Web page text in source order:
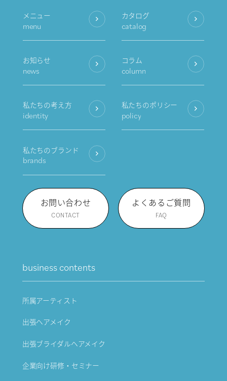
メニュー
menu
カタログ
catalog
お知らせ
news
コラム
column
私たちの考え方
identity
私たちのポリシー
policy
私たちのブランド
brands
お問い合わせ
CONTACT
よくあるご質問
FAQ
business contents
所属アーティスト
出張ヘアメイク
出張ブライダルヘアメイク
企業向け研修・セミナー